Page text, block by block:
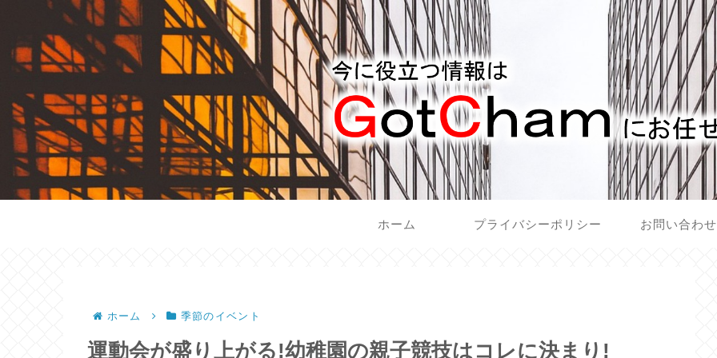
ホーム プライバシーポリシー お問い合わせ
ホーム 季節のイベント
運動会が盛り上がる!幼稚園の親子競技はコレに決まり!